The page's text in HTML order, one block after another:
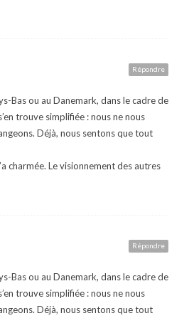
Répondre
Bas ou au Danemark, dans le cadre de
trouve simplifiée : nous ne nous
Déjà, nous sentons que tout
charmée. Le visionnement des autres
Répondre
Bas ou au Danemark, dans le cadre de
trouve simplifiée : nous ne nous
Déjà, nous sentons que tout